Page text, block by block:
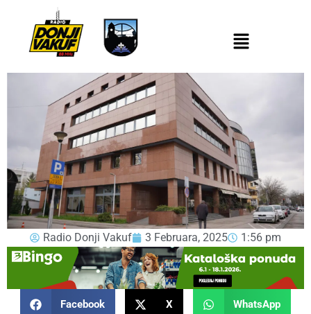
Radio Donji Vakuf 3 Februara, 2025 1:56 pm
Facebook X WhatsApp